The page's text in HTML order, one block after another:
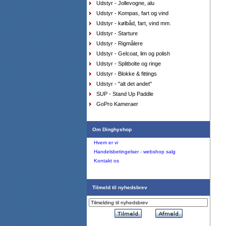
DKK336,75
Sejlersko Sebago Docksides Flesh Out
brown/cognac
DKK1.199,00
DKK975,00
DKK749,00
DKK449,40
Udstyr - Jollevogne, alu
Udstyr - Kompas, fart og vind
Udstyr - kølbåd, fart, vind mm.
Udstyr - Starture
Udstyr - Rigmålere
Udstyr - Gelcoat, lim og polish
Udstyr - Splitbolte og ringe
Udstyr - Blokke & fittings
Udstyr - "alt det andet"
SUP - Stand Up Paddle
GoPro Kameraer
Om Dinghyshop
Hvem er vi
Handelsbetingelser - webshop salg
Kontakt os
Tilmeld til nyhedsbrev